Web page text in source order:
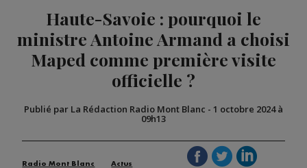
BIGARD
Haute-Savoie : pourquoi le
ministre Antoine Armand a choisi
Maped comme première visite
officielle ?
Publié par La Rédaction Radio Mont Blanc - 1 octobre 2024 à
09h13
Radio Mont Blanc
Actus